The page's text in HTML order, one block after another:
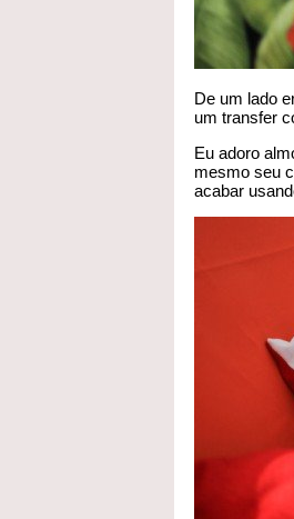
De um lado
um transfer
Eu adoro
mesmo seu
acabar